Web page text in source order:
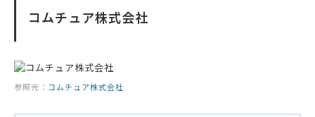
コムチュア株式会社
参照元： コムチュア株式会社